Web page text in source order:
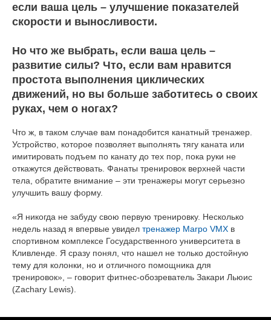
если ваша цель – улучшение показателей
скорости и выносливости.
Но что же выбрать, если ваша цель –
развитие силы? Что, если вам нравится
простота выполнения циклических
движений, но вы больше заботитесь о своих
руках, чем о ногах?
Что ж, в таком случае вам понадобится канатный тренажер.
Устройство, которое позволяет выполнять тягу каната или
имитировать подъем по канату до тех пор, пока руки не
откажутся действовать. Фанаты тренировок верхней части
тела, обратите внимание – эти тренажеры могут серьезно
улучшить вашу форму.
«Я никогда не забуду свою первую тренировку. Несколько
недель назад я впервые увидел тренажер Marpo VMX в
спортивном комплексе Государственного университета в
Кливленде. Я сразу понял, что нашел не только достойную
тему для колонки, но и отличного помощника для
тренировок», – говорит фитнес-обозреватель Закари Льюис
(Zachary Lewis).